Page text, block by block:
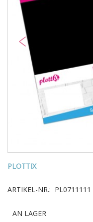
PLOTTIX
ARTIKEL-NR.: PL0711111
AN LAGER